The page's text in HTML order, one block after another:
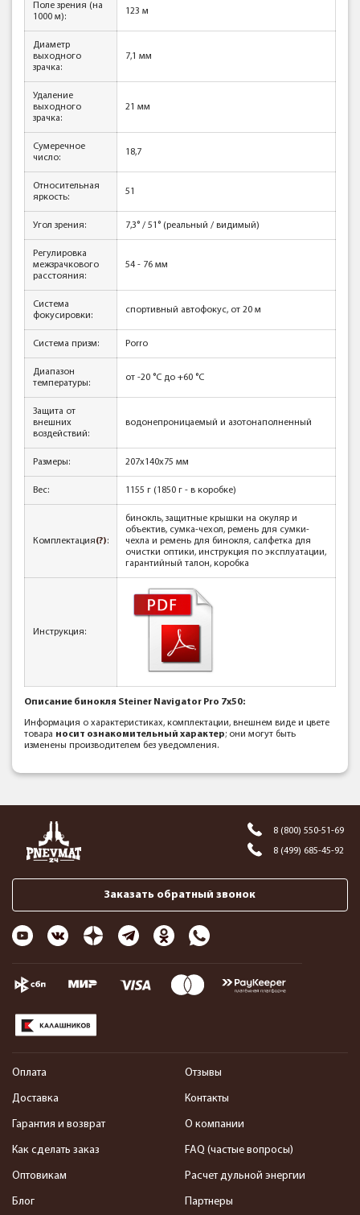
Поле зрения (на
1000 м):
123 м
Диаметр
выходного
зрачка:
7,1 мм
Удаление
выходного
зрачка:
21 мм
Сумеречное
число:
18,7
Относительная
яркость:
51
Угол зрения: 7,3° / 51° (реальный / видимый)
Регулировка
межзрачкового
расстояния:
54 - 76 мм
Система
фокусировки:
cпортивный автофокус, от 20 м
Система призм: Porro
Диапазон
температуры:
от -20 °С до +60 °С
Защита от
внешних
воздействий:
водонепроницаемый и азотонаполненный
Размеры: 207x140x75 мм
Вес: 1155 г (1850 г - в коробке)
Комплектация(?):
бинокль, защитные крышки на окуляр и
объектив, сумка-чехол, ремень для сумки-
чехла и ремень для бинокля, салфетка для
очистки оптики, инструкция по эксплуатации,
гарантийный талон, коробка
Инструкция:
Описание бинокля Steiner Navigator Pro 7x50:
Информация о характеристиках, комплектации, внешнем виде и цвете
товара носит ознакомительный характер; они могут быть
изменены производителем без уведомления.
8 (800) 550-51-69
8 (499) 685-45-92
Заказать обратный звонок
Оплата
Доставка
Гарантия и возврат
Как сделать заказ
Оптовикам
Блог
Отзывы
Контакты
О компании
FAQ (частые вопросы)
Расчет дульной энергии
Партнеры